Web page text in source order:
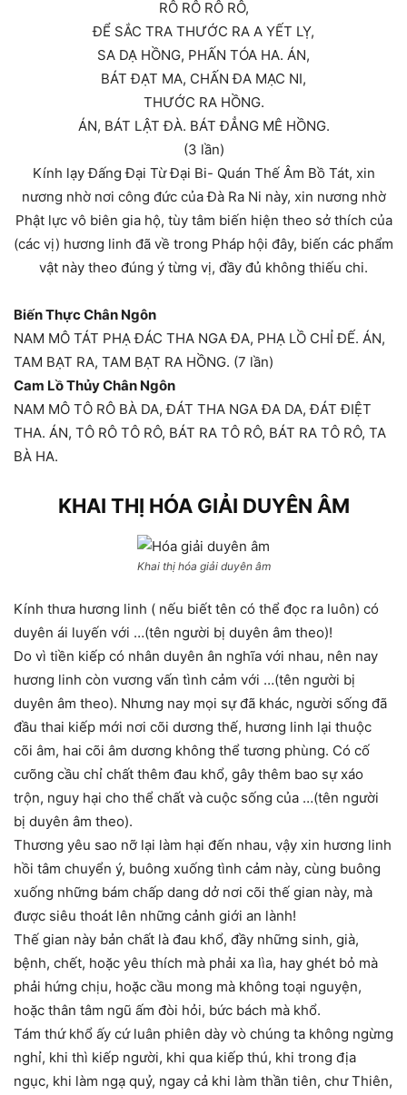
RÔ RÔ RÔ RÔ,
ĐỂ SẮC TRA THƯỚC RA A YẾT LỴ,
SA DẠ HỒNG, PHẤN TÓA HA. ÁN,
BÁT ĐẠT MA, CHẤN ĐA MẠC NI,
THƯỚC RA HỒNG.
ÁN, BÁT LẬT ĐÀ. BÁT ĐẲNG MÊ HỒNG.
(3 lần)
Kính lạy Đấng Đại Từ Đại Bi- Quán Thế Âm Bồ Tát, xin
nương nhờ nơi công đức của Đà Ra Ni này, xin nương nhờ
Phật lực vô biên gia hộ, tùy tâm biến hiện theo sở thích của
(các vị) hương linh đã về trong Pháp hội đây, biến các phẩm
vật này theo đúng ý từng vị, đầy đủ không thiếu chi.
Biến Thực Chân Ngôn
NAM MÔ TÁT PHẠ ĐÁC THA NGA ĐA, PHẠ LỒ CHỈ ĐẾ. ÁN,
TAM BẠT RA, TAM BẠT RA HỒNG. (7 lần)
Cam Lồ Thủy Chân Ngôn
NAM MÔ TÔ RÔ BÀ DA, ĐÁT THA NGA ĐA DA, ĐÁT ĐIỆT
THA. ÁN, TÔ RÔ TÔ RÔ, BÁT RA TÔ RÔ, BÁT RA TÔ RÔ, TA
BÀ HA.
KHAI THỊ HÓA GIẢI DUYÊN ÂM
Khai thị hóa giải duyên âm
Kính thưa hương linh ( nếu biết tên có thể đọc ra luôn) có
duyên ái luyến với …(tên người bị duyên âm theo)!
Do vì tiền kiếp có nhân duyên ân nghĩa với nhau, nên nay
hương linh còn vương vấn tình cảm với …(tên người bị
duyên âm theo). Nhưng nay mọi sự đã khác, người sống đã
đầu thai kiếp mới nơi cõi dương thế, hương linh lại thuộc
cõi âm, hai cõi âm dương không thể tương phùng. Có cố
cưõng cầu chỉ chất thêm đau khổ, gây thêm bao sự xáo
trộn, nguy hại cho thể chất và cuộc sống của …(tên người
bị duyên âm theo).
Thương yêu sao nỡ lại làm hại đến nhau, vậy xin hương linh
hồi tâm chuyển ý, buông xuống tình cảm này, cùng buông
xuống những bám chấp dang dở nơi cõi thế gian này, mà
được siêu thoát lên những cảnh giới an lành!
Thế gian này bản chất là đau khổ, đầy những sinh, già,
bệnh, chết, hoặc yêu thích mà phải xa lìa, hay ghét bỏ mà
phải hứng chịu, hoặc cầu mong mà không toại nguyện,
hoặc thân tâm ngũ ấm đòi hỏi, bức bách mà khổ.
Tám thứ khổ ấy cứ luân phiên dày vò chúng ta không ngừng
nghỉ, khi thì kiếp người, khi qua kiếp thú, khi trong địa
ngục, khi làm ngạ quỷ, ngay cả khi làm thần tiên, chư Thiên,